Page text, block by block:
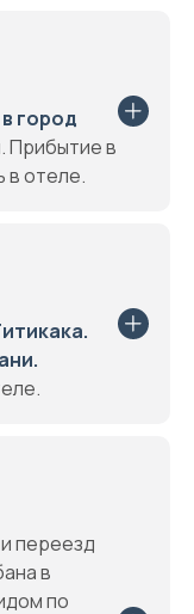
город
Прибытие в
в отеле.
переезд
в
по